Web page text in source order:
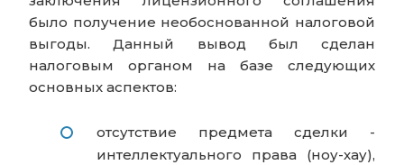
было получение необоснованной налоговой
выгоды. Данный вывод был сделан
налоговым органом на базе следующих
основных аспектов:
отсутствие предмета сделки -
интеллектуального права (ноу-хау),